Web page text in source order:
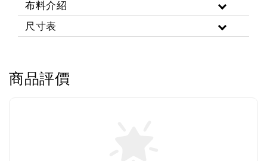
布料介紹
尺寸表
商品評價